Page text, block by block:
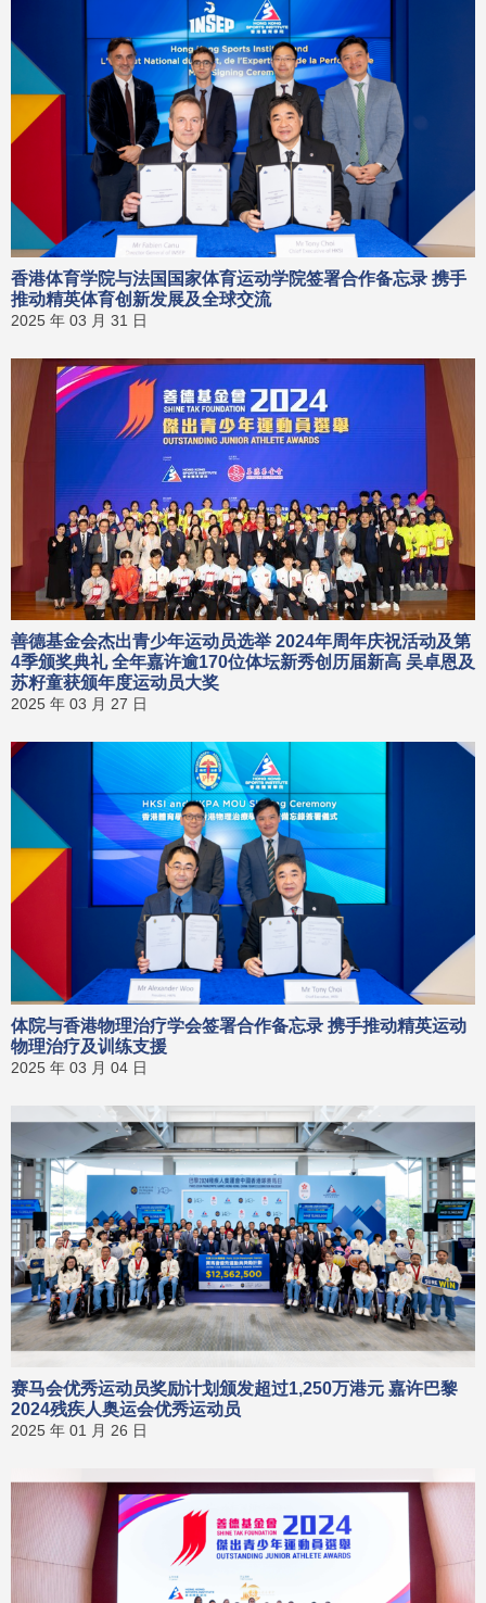
香港体育学院与法国国家体育运动学院签署合作备忘录 携手
推动精英体育创新发展及全球交流
2025 年 03 月 31 日
善德基金会杰出青少年运动员选举 2024年周年庆祝活动及第
4季颁奖典礼 全年嘉许逾170位体坛新秀创历届新高 吴卓恩及
苏籽童获颁年度运动员大奖
2025 年 03 月 27 日
体院与香港物理治疗学会签署合作备忘录 携手推动精英运动
物理治疗及训练支援
2025 年 03 月 04 日
赛马会优秀运动员奖励计划颁发超过1,250万港元 嘉许巴黎
2024残疾人奥运会优秀运动员
2025 年 01 月 26 日